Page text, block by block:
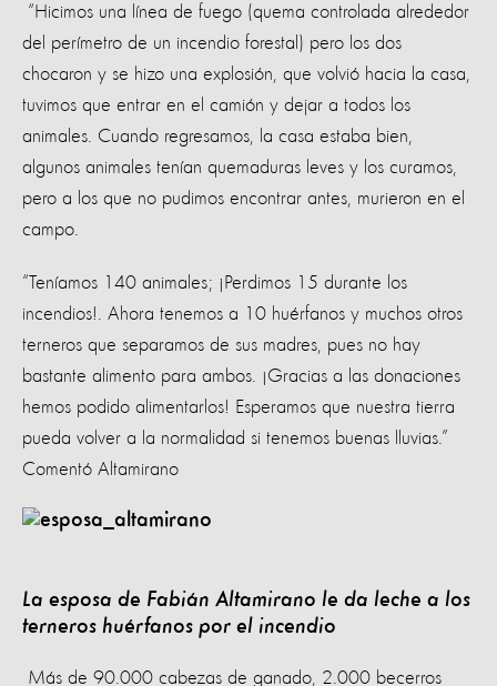
“Hicimos una línea de fuego (quema controlada alrededor
del perímetro de un incendio forestal) pero los dos
chocaron y se hizo una explosión, que volvió hacia la casa,
tuvimos que entrar en el camión y dejar a todos los
animales. Cuando regresamos, la casa estaba bien,
algunos animales tenían quemaduras leves y los curamos,
pero a los que no pudimos encontrar antes, murieron en el
campo.
“Teníamos 140 animales; ¡Perdimos 15 durante los
incendios!. Ahora tenemos a 10 huérfanos y muchos otros
terneros que separamos de sus madres, pues no hay
bastante alimento para ambos. ¡Gracias a las donaciones
hemos podido alimentarlos! ​​Esperamos que nuestra tierra
pueda volver a la normalidad si tenemos buenas lluvias.”
Comentó Altamirano
La esposa de Fabián Altamirano le da leche a los
terneros huérfanos por el incendio
Más de 90.000 cabezas de ganado, 2.000 becerros